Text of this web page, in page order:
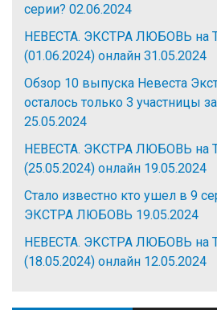
серии? 02.06.2024
НЕВЕСТА. ЭКСТРА ЛЮБОВЬ на
(01.06.2024) онлайн 31.05.2024
Обзор 10 выпуска Невеста
осталось только 3 участницы
25.05.2024
НЕВЕСТА. ЭКСТРА ЛЮБОВЬ на
(25.05.2024) онлайн 19.05.2024
Стало известно кто ушел в 9
ЭКСТРА ЛЮБОВЬ 19.05.2024
НЕВЕСТА. ЭКСТРА ЛЮБОВЬ на
(18.05.2024) онлайн 12.05.2024